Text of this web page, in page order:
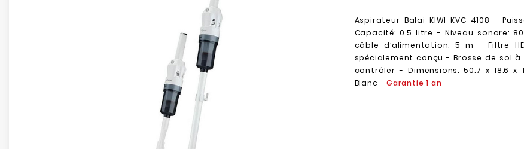
Aspirateur Balai KIWI KVC-4108 -
Capacité: 0.5 litre - Niveau sonore:
câble d’alimentation: 5 m - Filtre
spécialement conçu - Brosse de sol à
contrôler - ‎Dimensions: 50.7 x 18.6 x
Blanc - Garantie 1 an